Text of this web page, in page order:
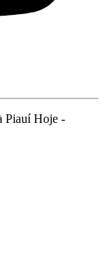
Piauí Hoje -